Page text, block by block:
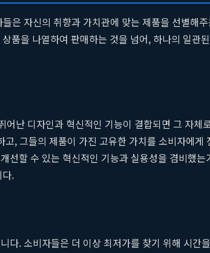
은 자신의 취향과 가치관에 맞는 제품을 선별해
품을 나열하여 판매하는 것을 넘어, 하나의 일관
디자인과 혁신적인 기능이 결합되면 그 자체
그들의 제품이 가진 고유한 가치를 소비자에게
할 수 있는 혁신적인 기능과 실용성을 겸비했
.
. 소비자들은 더 이상 최저가를 찾기 위해 시간